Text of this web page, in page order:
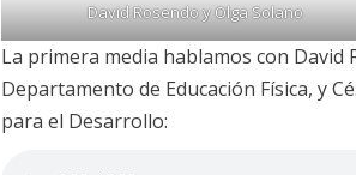
David Rosendo y Olga Solano
La primera media hablamos con David
Departamento de Educación Física, y
para el Desarrollo: